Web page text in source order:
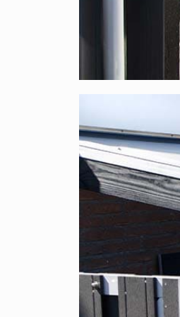
Woraus besteht
Bei XXL Direct
ausgewählt und
UV-
Hierunter finden
Polycarbonat
Aluminium-
festgeklemmt;
EPDM-
EPDM-
Aluminium-